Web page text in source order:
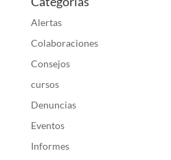
Alertas
Colaboraciones
Consejos
cursos
Denuncias
Eventos
Informes